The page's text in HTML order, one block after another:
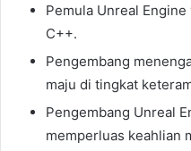
Pemula Unreal
C++.
Pengembang
maju di tingkat
Pengembang Unreal
memperluas keahlian